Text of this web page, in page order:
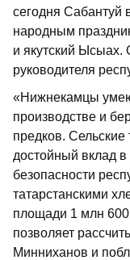
сегодня Сабантуй
народным
и якутский Ысыах.
руководителя
«Нижнекамцы
производстве и
предков. Сельские
достойный вклад
безопасности
татарстанскими
площади 1 млн 600
позволяет
Минниханов и